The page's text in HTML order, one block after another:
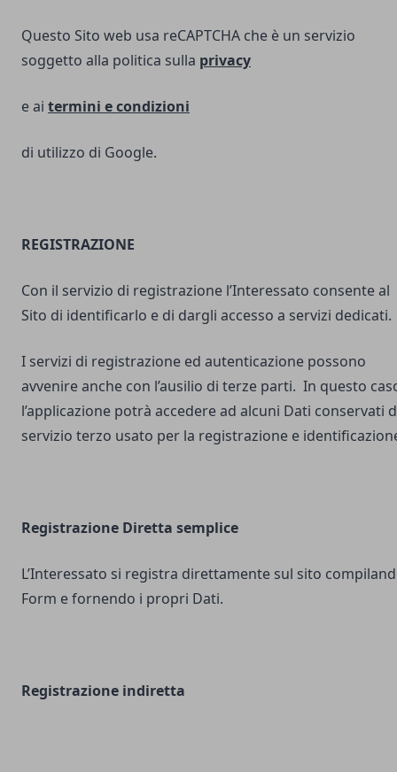
Questo Sito web usa reCAPTCHA che è un servizio
soggetto alla politica sulla privacy
e ai termini econdizioni
di utilizzo di Google.
REGISTRAZIONE
Con il servizio di registrazione l’Interessato consente al
Sito di identificarlo e di dargli accesso a servizi dedicati.
I servizi di registrazione ed autenticazione possono
avvenire anche con l’ausilio di terze parti. In questo
l’applicazione potrà accedere ad alcuni Dati conservati
servizio terzo usato per la registrazione e
Registrazione Diretta semplice
L’Interessato si registra direttamente sul sito
Form e fornendo i propri Dati.
Registrazione indiretta